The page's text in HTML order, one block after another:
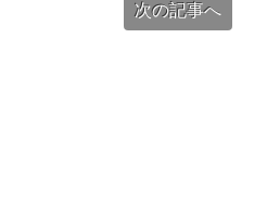
次の記事へ